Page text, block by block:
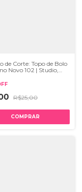
de Corte: Topo de Bolo
Novo 102 | Studio,
R$25,00